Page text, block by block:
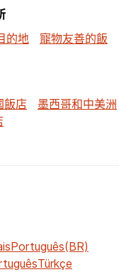
的地
寵物友善的飯
飯店
墨西哥和中美洲
Português(BR)
Türkçe